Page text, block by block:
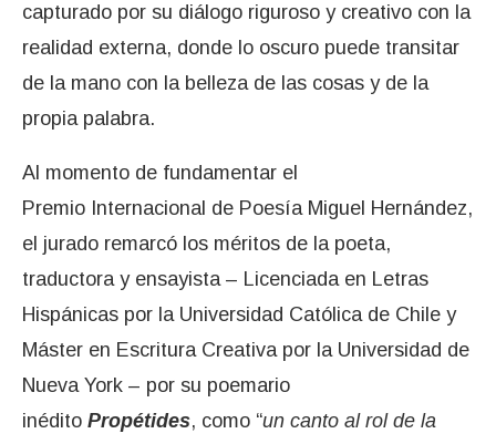
capturado por su diálogo riguroso y creativo con la
realidad externa, donde lo oscuro puede transitar
de la mano con la belleza de las cosas y de la
propia palabra.
Al momento de fundamentar el
Premio Internacional de Poesía Miguel Hernández,
el jurado remarcó los méritos de la poeta,
traductora y ensayista – Licenciada en Letras
Hispánicas por la Universidad Católica de Chile y
Máster en Escritura Creativa por la Universidad de
Nueva York – por su poemario
inédito Propétides, como “un canto al rol de la